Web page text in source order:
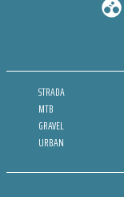
STRADA
MTB
GRAVEL
URBAN